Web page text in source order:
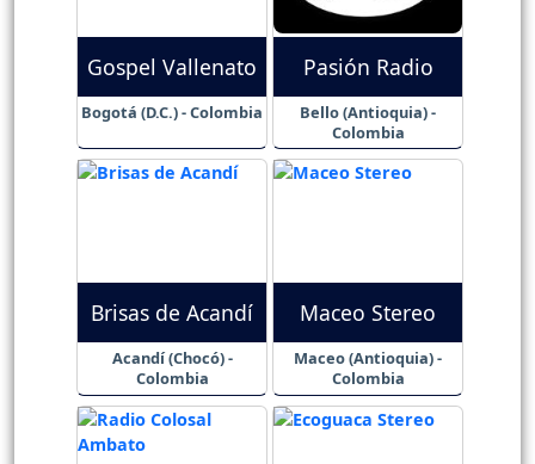
Gospel Vallenato
Bogotá (D.C.) - Colombia
Pasión Radio
Bello (Antioquia) -
Colombia
Brisas de Acandí
Acandí (Chocó) -
Colombia
Maceo Stereo
Maceo (Antioquia) -
Colombia